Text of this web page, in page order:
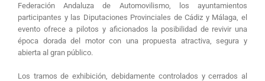
Federación Andaluza de Automovilismo, los ayuntamientos
participantes y las Diputaciones Provinciales de Cádiz y Málaga, el
evento ofrece a pilotos y aficionados la posibilidad de revivir una
época dorada del motor con una propuesta atractiva, segura y
abierta al gran público.
Los tramos de exhibición, debidamente controlados y cerrados al